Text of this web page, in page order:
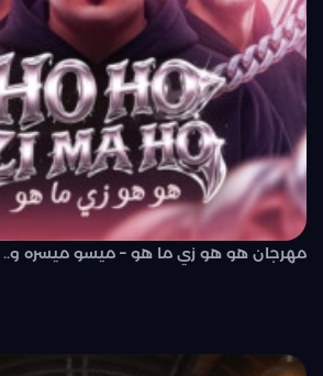
مهرجان هو هو زي ما هو – ميسو ميسره و..